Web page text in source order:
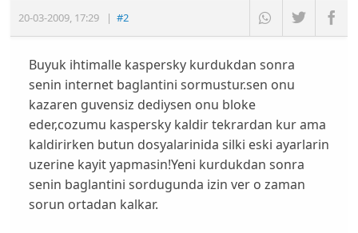
20-03-2009, 17:29 |#2
Buyuk ihtimalle kaspersky kurdukdan sonra
senin internet baglantini sormustur.sen onu
kazaren guvensiz dediysen onu bloke
eder,cozumu kaspersky kaldir tekrardan kur ama
kaldirirken butun dosyalarinida silki eski ayarlarin
uzerine kayit yapmasin!Yeni kurdukdan sonra
senin baglantini sordugunda izin ver o zaman
sorun ortadan kalkar.